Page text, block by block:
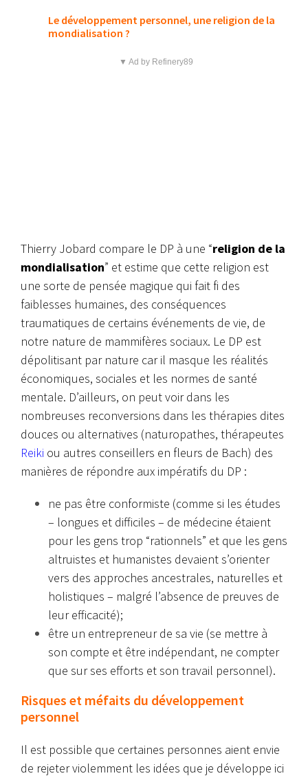
Le développement personnel, une religion de la
mondialisation ?
▼ Ad by Refinery89
Thierry Jobard compare le DP à une “religion de la
mondialisation” et estime que cette religion est
une sorte de pensée magique qui fait fi des
faiblesses humaines, des conséquences
traumatiques de certains événements de vie, de
notre nature de mammifères sociaux. Le DP est
dépolitisant par nature car il masque les réalités
économiques, sociales et les normes de santé
mentale. D’ailleurs, on peut voir dans les
nombreuses reconversions dans les thérapies dites
douces ou alternatives (naturopathes, thérapeutes
Reiki ou autres conseillers en fleurs de Bach) des
manières de répondre aux impératifs du DP :
ne pas être conformiste (comme si les études
– longues et difficiles – de médecine étaient
pour les gens trop “rationnels” et que les gens
altruistes et humanistes devaient s’orienter
vers des approches ancestrales, naturelles et
holistiques – malgré l’absence de preuves de
leur efficacité);
être un entrepreneur de sa vie (se mettre à
son compte et être indépendant, ne compter
que sur ses efforts et son travail personnel).
Risques et méfaits du développement
personnel
Il est possible que certaines personnes aient envie
de rejeter violemment les idées que je développe ici